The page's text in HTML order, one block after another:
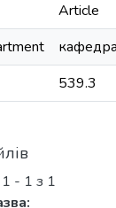
Article
кафедра
539.3
1 - 1 з 1